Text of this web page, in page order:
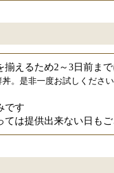
えるため2～3日前まで
。是非一度お試しください
です
は提供出来ない日もご